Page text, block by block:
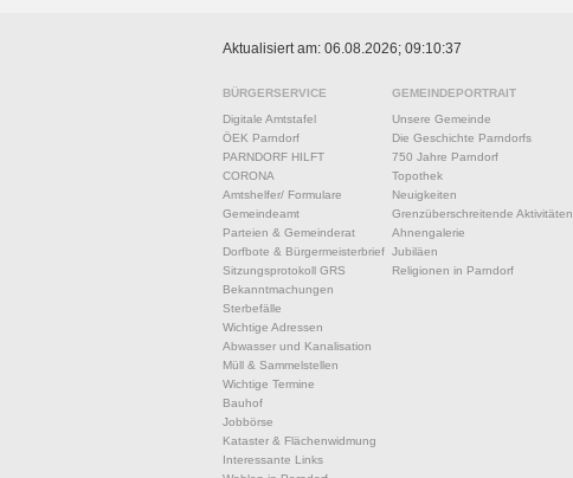
Aktualisiert am: 06.08.2026; 09:10:37
BÜRGERSERVICE
Digitale Amtstafel
ÖEK Parndorf
PARNDORF HILFT
CORONA
Amtshelfer/ Formulare
Gemeindeamt
Parteien & Gemeinderat
Dorfbote & Bürgermeisterbrief
Sitzungsprotokoll GRS
Bekanntmachungen
Sterbefälle
Wichtige Adressen
Abwasser und Kanalisation
Müll & Sammelstellen
Wichtige Termine
Bauhof
Jobbörse
Kataster & Flächenwidmung
Interessante Links
GEMEINDEPORTRAIT
Unsere Gemeinde
Die Geschichte Parndorfs
750 Jahre Parndorf
Topothek
Neuigkeiten
Grenzüberschreitende Aktivitäten
Ahnengalerie
Jubiläen
Religionen in Parndorf